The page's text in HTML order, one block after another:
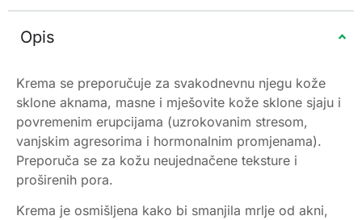
Opis
Krema se preporučuje za svakodnevnu njegu kože
sklone aknama, masne i mješovite kože sklone sjaju i
povremenim erupcijama (uzrokovanim stresom,
vanjskim agresorima i hormonalnim promjenama).
Preporuča se za kožu neujednačene teksture i
proširenih pora.
Krema je osmišljena kako bi smanjila mrlje od akni,